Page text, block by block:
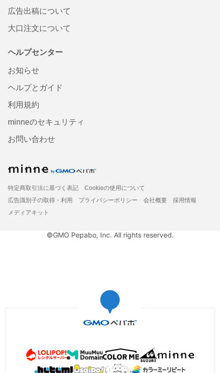
広告出稿について
大口注文について
ヘルプセンター
お知らせ
ヘルプとガイド
利用規約
minneのセキュリティ
お問い合わせ
特定商取引法に基づく表記
Cookieの使用について
広告識別子の取得・利用
プライバシーポリシー 会社概要
採用情報
メディアキット
©GMO Pepabo, Inc. All rights reserved.